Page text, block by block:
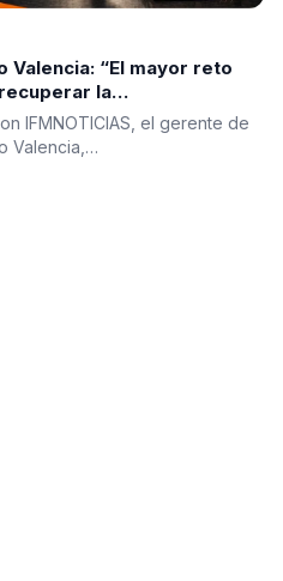
Valencia: “El mayor reto
la
la confianza en el país”
IFMNOTICIAS, el gerente de
Valencia,…